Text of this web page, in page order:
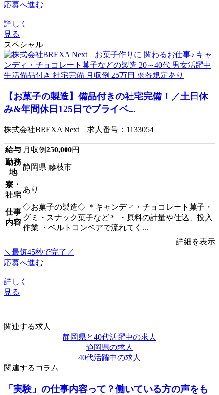
応募へ進む
詳しく
見る
スペシャル
【お菓子の製造】備品付きの社宅完備！／土日休
み&年間休日125日でプライベ...
株式会社BREXA Next 求人番号：1133054
給与 月収例250,000円
勤務
地
静岡県 藤枝市
寮・
社宅
あり
仕事
内容
◇お菓子の製造◇ ＊キャンディ・チョコレート菓子・
グミ・スナック菓子など＊ ・原料の計量や仕込、投入
作業 ・ベルトコンベアで流れてく...
詳細を表示
＼最短45秒で完了／
応募へ進む
詳しく
見る
関連する求人
静岡県と40代活躍中の求人
静岡県の求人
40代活躍中の求人
関連するコラム
「実験」の仕事内容って？働いている方の声をも